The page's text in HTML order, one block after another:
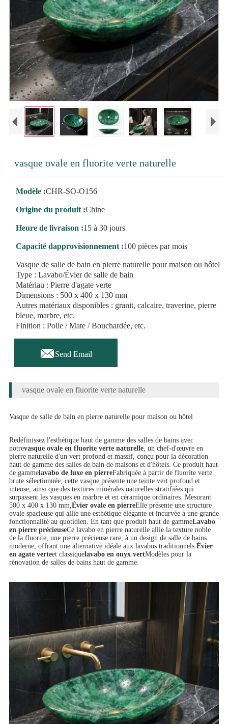
vasque ovale en fluorite verte naturelle
Modèle :CHR-SO-O156
Origine du produit :Chine
Heure de livraison :15 à 30 jours
Capacité dapprovisionnement :100 pièces par mois
Vasque de salle de bain en pierre naturelle pour maison ou hôtel
Type : Lavabo/Évier de salle de bain
Matériau : Pierre d'agate verte
Dimensions : 500 x 400 x 130 mm
Autres matériaux disponibles : granit, calcaire, traverine, pierre
bleue, marbre, etc.
Finition : Polie / Mate / Bouchardée, etc.
Send Email
vasque ovale en fluorite verte naturelle
Vasque de salle de bain en pierre naturelle pour maison ou hôtel
Redéfinissez l'esthétique haut de gamme des salles de bains avec
notrevasque ovale en fluorite verte naturelle, un chef-d'œuvre en
pierre naturelle d'un vert profond et massif, conçu pour la décoration
haut de gamme des salles de bain de maisons et d'hôtels. Ce produit haut
de gammelavabo de luxe en pierreFabriquée à partir de fluorite verte
brute sélectionnée, cette vasque présente une teinte vert profond et
intense, ainsi que des textures minérales naturelles stratifiées qui
surpassent les vasques en marbre et en céramique ordinaires. Mesurant
500 x 400 x 130 mm,Évier ovale en pierreElle présente une structure
ovale spacieuse qui allie une esthétique élégante et incurvée à une grande
fonctionnalité au quotidien. En tant que produit haut de gammeLavabo
en pierre précieuseCe lavabo en pierre naturelle allie la texture noble
de la fluorite, une pierre précieuse rare, à un design de salle de bains
moderne, offrant une alternative idéale aux lavabos traditionnels.Évier
en agate verteet classiquelavabo en onyx vertModèles pour la
rénovation de salles de bains haut de gamme.